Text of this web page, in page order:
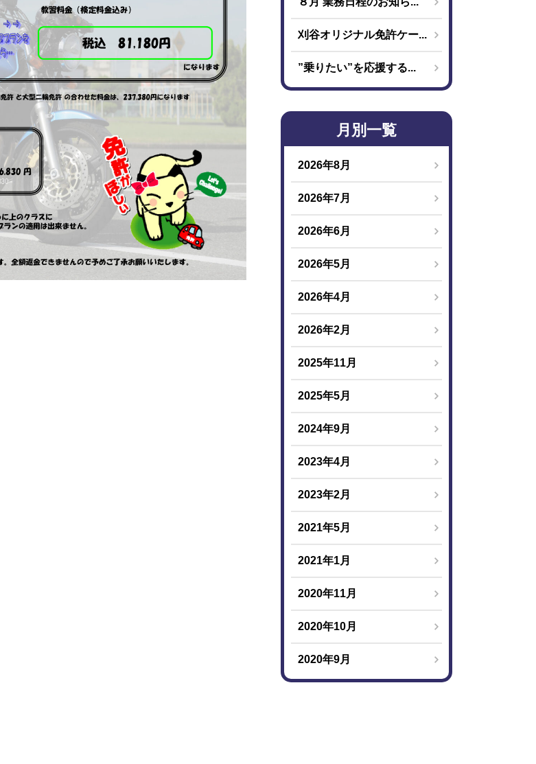
刈谷オリジナル免許ケー...
”乗りたい”を応援する...
月別一覧
2026年8月
2026年7月
2026年6月
2026年5月
2026年4月
2026年2月
2025年11月
2025年5月
2024年9月
2023年4月
2023年2月
2021年5月
2021年1月
2020年11月
2020年10月
2020年9月